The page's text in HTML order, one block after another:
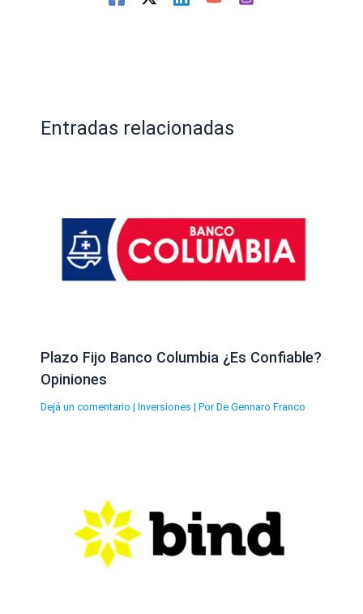
Entradas relacionadas
Plazo Fijo Banco Columbia ¿Es Confiable?
Opiniones
Dejá un comentario | Inversiones | Por De Gennaro Franco